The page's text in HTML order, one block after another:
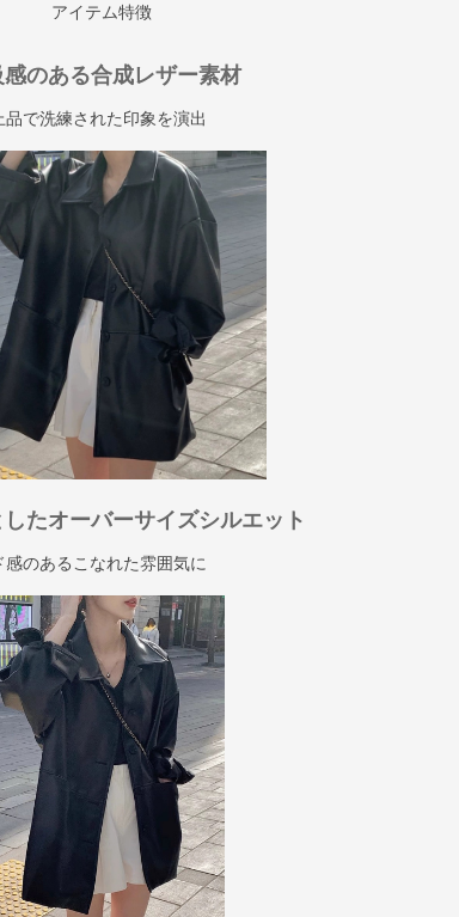
アイテム特徴
感のある合成レザー素材
で洗練された印象を演出
たオーバーサイズシルエット
のあるこなれた雰囲気に